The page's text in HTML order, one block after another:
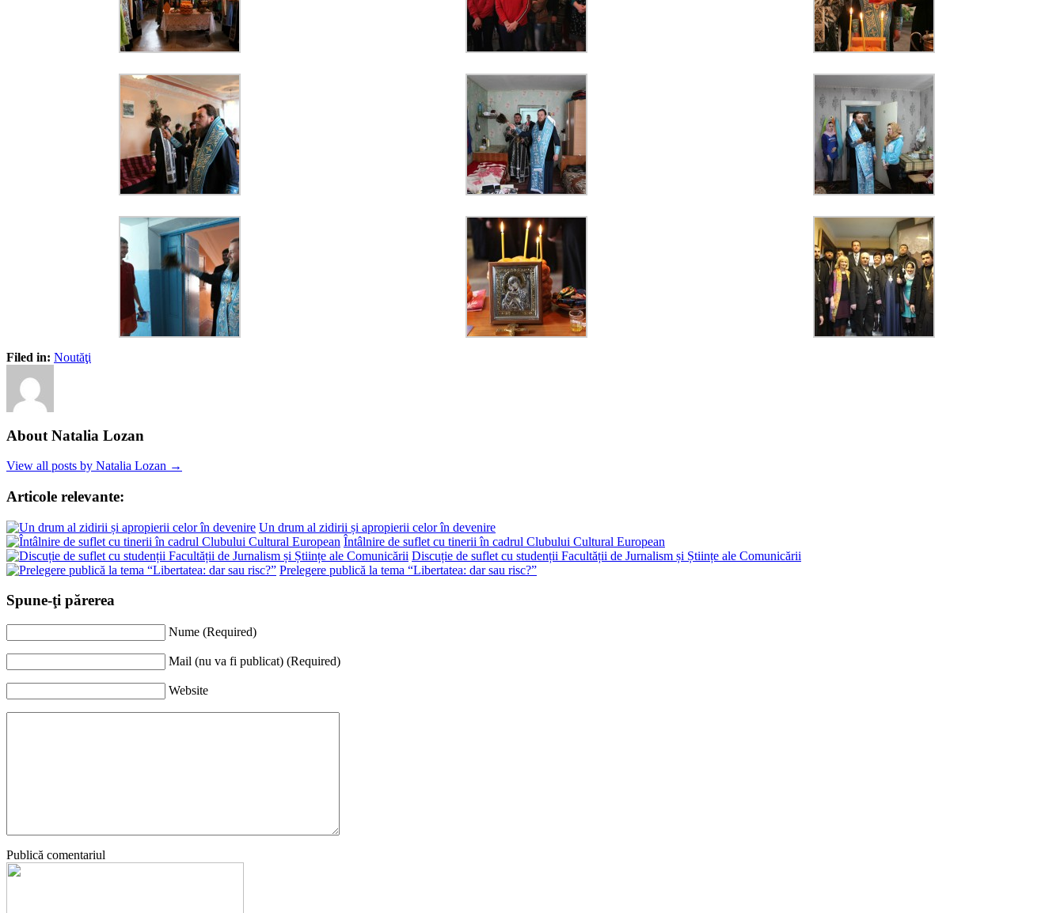
Filed in: Noutăţi
About Natalia Lozan
View all posts by Natalia Lozan →
Articole relevante:
Un drum al zidirii și apropierii celor în devenire
Întâlnire de suflet cu tinerii în cadrul Clubului Cultural European
Discuție de suflet cu studenții Facultății de Jurnalism și Științe ale Comunicării
Prelegere publică la tema “Libertatea: dar sau risc?”
Spune-ţi părerea
Nume (Required)
Mail (nu va fi publicat) (Required)
Website
Publică comentariul